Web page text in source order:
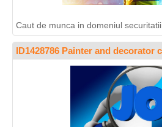
Caut de munca in domeniul securitatii
ID1428786 Painter and decorator